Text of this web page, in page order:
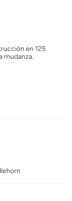
en 125
mudanza.